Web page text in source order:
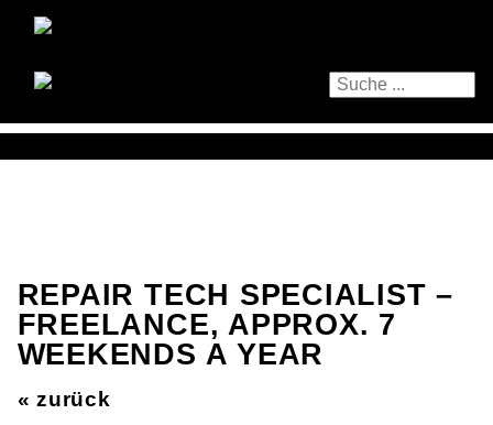
REPAIR TECH SPECIALIST –
FREELANCE, APPROX. 7
WEEKENDS A YEAR
« zurück